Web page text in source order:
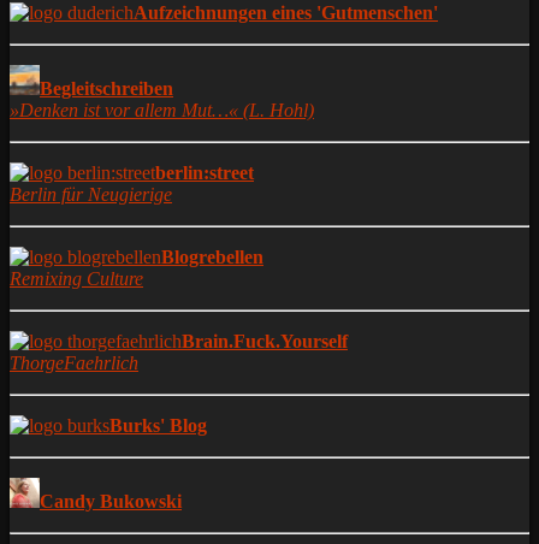
Aufzeichnungen eines 'Gutmenschen'
Begleitschreiben
»Denken ist vor allem Mut…« (L. Hohl)
berlin:street
Berlin für Neugierige
Blogrebellen
Remixing Culture
Brain.Fuck.Yourself
ThorgeFaehrlich
Burks' Blog
Candy Bukowski